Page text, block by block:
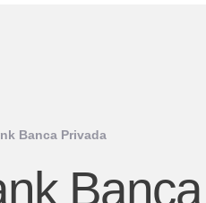
Banca Privada